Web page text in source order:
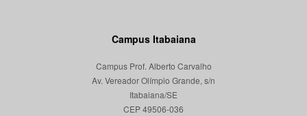
Campus Itabaiana
Campus Prof. Alberto Carvalho
Av. Vereador Olímpio Grande, s/n
Itabaiana/SE
CEP 49506-036